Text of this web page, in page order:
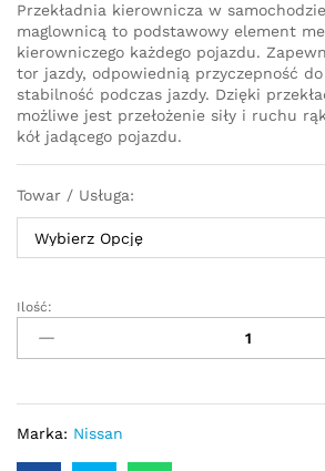
Przekładnia kierownicza w
maglownicą to podstawowy element
kierowniczego każdego pojazdu.
tor jazdy, odpowiednią przyczepność do
stabilność podczas jazdy. Dzięki
możliwe jest przełożenie siły i ruchu
kół jadącego pojazdu.
Towar / Usługa:
Przekładnia
kierownicza
-
Nissan
Almera
Ilość:
Marka: Nissan